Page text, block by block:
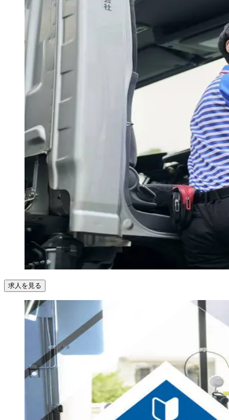
求人を見る